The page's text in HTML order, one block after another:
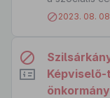
2023. 08.